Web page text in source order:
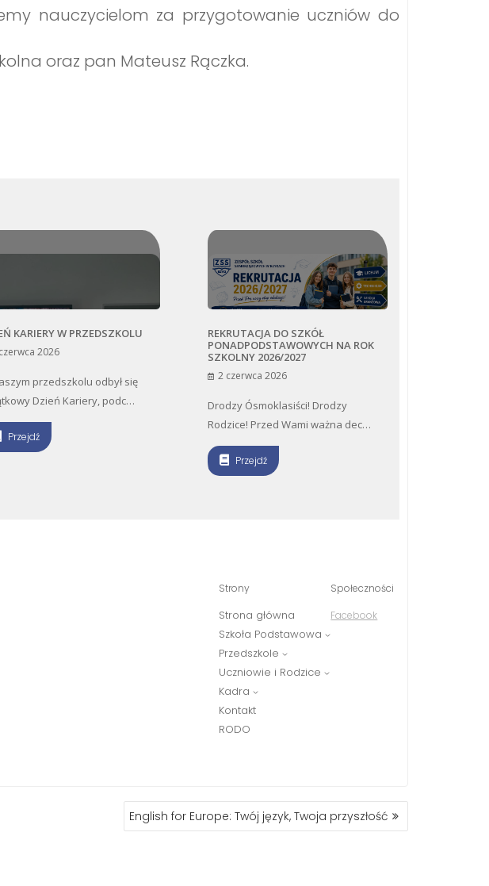
nauczycielom za przygotowanie uczniów do
oraz pan Mateusz Rączka.
REKRUTACJA DO SZKÓŁ
PONADPODSTAWOWYCH NA ROK
SZKOLNY 2026/2027
2 czerwca 2026
Drodzy Ósmoklasiści! Drodzy
Rodzice! Przed Wami ważna dec…
PROJEKT „CYFROWY NAUCZYCIEL”
2 czerwca 2026
Miło nam poinformować, że
nauczyciele naszej szkoły wzięli u…
Strony
Strona główna
Szkoła Podstawowa
Przedszkole
Uczniowie i Rodzice
Kadra
Kontakt
RODO
Społeczności
Facebook
English for Europe: Twój język, Twoja przyszłość